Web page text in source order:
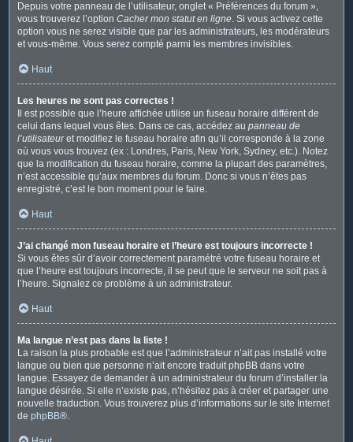
Depuis votre panneau de l’utilisateur, onglet « Préférences du forum »,
vous trouverez l’option Cacher mon statut en ligne. Si vous activez cette
option vous ne serez visible que par les administrateurs, les modérateurs
et vous-même. Vous serez compté parmi les membres invisibles.
Haut
Les heures ne sont pas correctes !
Il est possible que l’heure affichée utilise un fuseau horaire différent de
celui dans lequel vous êtes. Dans ce cas, accédez au panneau de
l’utilisateuret modifiez le fuseau horaire afin qu’il corresponde à la zone
où vous vous trouvez (ex : Londres, Paris, New York, Sydney, etc.). Notez
que la modification du fuseau horaire, comme la plupart des paramètres,
n’est accessible qu’aux membres du forum. Donc si vous n’êtes pas
enregistré, c’est le bon moment pour le faire.
Haut
J’ai changé mon fuseau horaire et l’heure est toujours incorrecte !
Si vous êtes sûr d’avoir correctement paramétré votre fuseau horaire et
que l’heure est toujours incorrecte, il se peut que le serveur ne soit pas à
l’heure. Signalez ce problème à un administrateur.
Haut
Ma langue n’est pas dans la liste !
La raison la plus probable est que l’administrateur n’ait pas installé votre
langue ou bien que personne n’ait encore traduit phpBB dans votre
langue. Essayez de demander à un administrateur du forum d’installer la
langue désirée. Si elle n’existe pas, n’hésitez pas à créer et partager une
nouvelle traduction. Vous trouverez plus d’informations sur le site Internet
de phpBB®.